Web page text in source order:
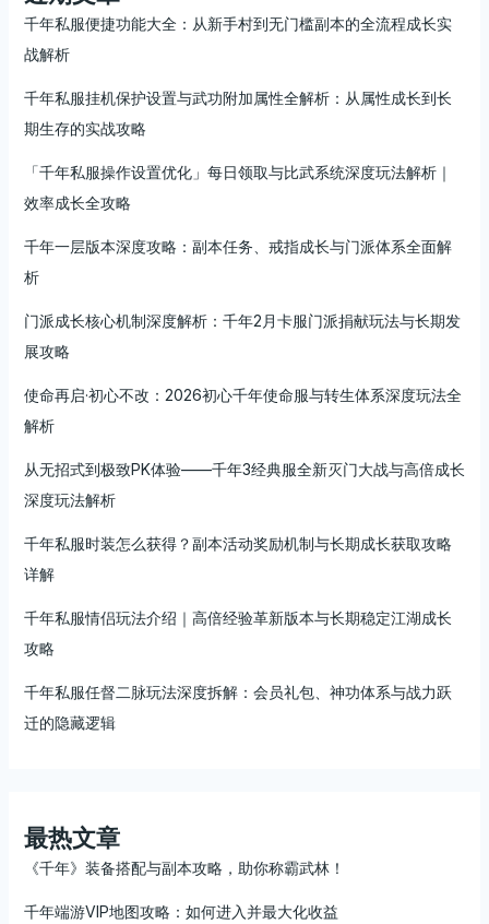
千年私服便捷功能大全：从新手村到无门槛副本的全流程成长实
战解析
千年私服挂机保护设置与武功附加属性全解析：从属性成长到长
期生存的实战攻略
「千年私服操作设置优化」每日领取与比武系统深度玩法解析｜
效率成长全攻略
千年一层版本深度攻略：副本任务、戒指成长与门派体系全面解
析
门派成长核心机制深度解析：千年2月卡服门派捐献玩法与长期发
展攻略
使命再启·初心不改：2026初心千年使命服与转生体系深度玩法全
解析
从无招式到极致PK体验——千年3经典服全新灭门大战与高倍成长
深度玩法解析
千年私服时装怎么获得？副本活动奖励机制与长期成长获取攻略
详解
千年私服情侣玩法介绍｜高倍经验革新版本与长期稳定江湖成长
攻略
千年私服任督二脉玩法深度拆解：会员礼包、神功体系与战力跃
迁的隐藏逻辑
最热文章
《千年》装备搭配与副本攻略，助你称霸武林！
千年端游VIP地图攻略：如何进入并最大化收益